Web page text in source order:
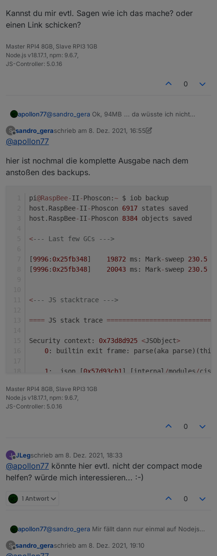
Kannst du mir evtl. Sagen wie ich das mache? oder
einen Link schicken?
Master RPI4 8GB, Slave RPI3 1GB
Node.js v18.17.1, npm: 9.6.7,
JS-Controller: 5.0.16
0
apollon77@sandro_gera Ok, 94MB ... da wüsste ich nicht
Welche Node.js version?
S
Offline
sandro_geraschrieb am 8. Dez. 2021, 16:55
zuletzt editiert von sandro_gera12. Aug. 2021, 17:58
@apollon77
hier ist nochmal die komplette Ausgabe nach dem
anstoßen des backups.
pi@RaspBee-II-Phoscon:~ $ iob backup
host.RaspBee-II-Phoscon 6917 states saved
host.RaspBee-II-Phoscon 8384 objects saved
<--- Last few GCs --->
[9996: 0x25fb348] 19872 ms: Mark-sweep 230.5
[9996: 0x25fb348] 20043 ms: Mark-sweep 230.5
<--- JS stacktrace --->
==== JS stack trace ===========================
Security context: 0x73d8d925 <JSObject>
0: builtin exit frame: parse(aka parse)(this
1 : .json [0x57d93cb1 ] [internal /modules /cjs
FATAL ERROR: CALL_AND_RETRY_LAST Allocation
/usr/ bin/ iob: Zeile
Master RPI4 8GB, Slave RPI3 1GB
Node.js v18.17.1, npm: 9.6.7,
JS-Controller: 5.0.16
0
Offline
JLegschrieb am 8. Dez. 2021, 18:33
zuletzt editiert von
@apollon77 könnte hier evtl. nicht der compact mode
helfen? würde mich interessieren... :-)
1 Antwort 0
apollon77@sandro_gera Mir fällt dann nur einmal auf Nodejs
S
Offline
sandro_geraschrieb am 8. Dez. 2021, 19:10
zuletzt editiert von